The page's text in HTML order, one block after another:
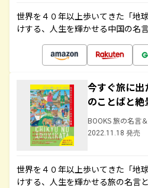
世界を４０年以上歩いてきた「地
けする、人生を輝かせる中国の名
今すぐ旅に
のことばと絶
BOOKS 旅の名言
2022.11.18 発売
世界を４０年以上歩いてきた「地
けする、人生を輝かせる旅の名言